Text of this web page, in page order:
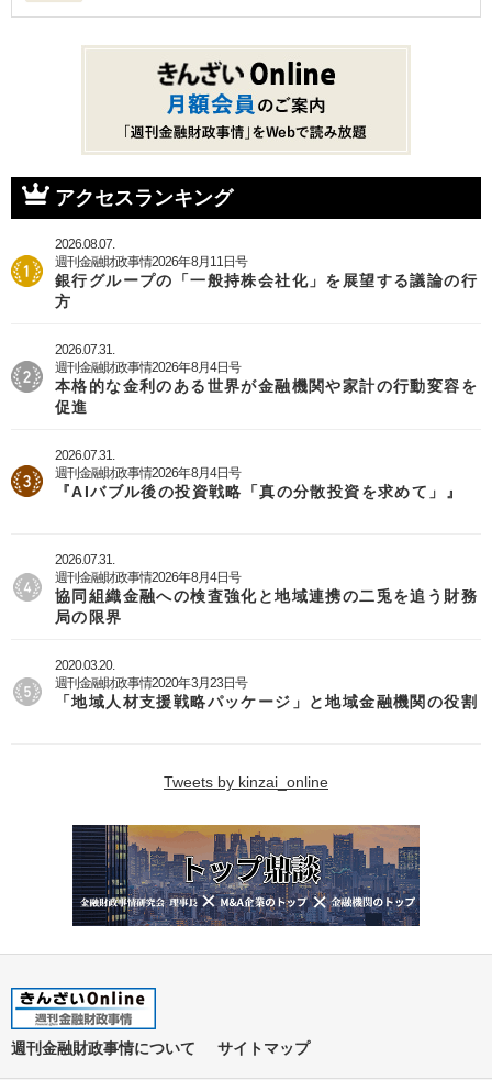
アクセスランキング
2026.08.07.
週刊金融財政事情2026年8月11日号
銀行グループの「一般持株会社化」を展望する議論の行
方
2026.07.31.
週刊金融財政事情2026年8月4日号
本格的な金利のある世界が金融機関や家計の行動変容を
促進
2026.07.31.
週刊金融財政事情2026年8月4日号
『AIバブル後の投資戦略「真の分散投資を求めて」』
2026.07.31.
週刊金融財政事情2026年8月4日号
協同組織金融への検査強化と地域連携の二兎を追う財務
局の限界
2020.03.20.
週刊金融財政事情2020年3月23日号
「地域人材支援戦略パッケージ」と地域金融機関の役割
Tweets by kinzai_online
週刊金融財政事情について サイトマップ